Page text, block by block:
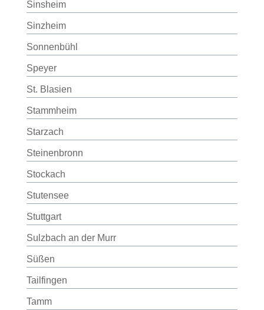
Sinsheim
Sinzheim
Sonnenbühl
Speyer
St. Blasien
Stammheim
Starzach
Steinenbronn
Stockach
Stutensee
Stuttgart
Sulzbach an der Murr
Süßen
Tailfingen
Tamm